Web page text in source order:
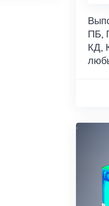
ПБ,
КД,